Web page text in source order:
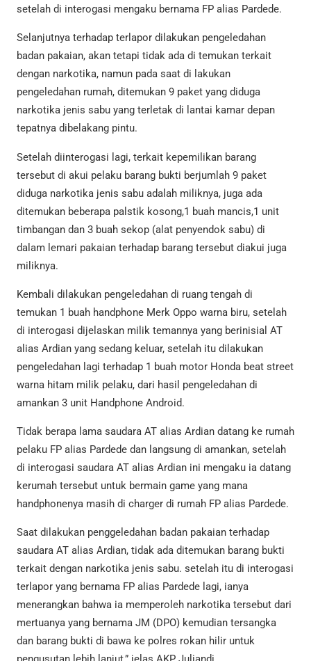
setelah di interogasi mengaku bernama FP alias Pardede.
Selanjutnya terhadap terlapor dilakukan pengeledahan
badan pakaian, akan tetapi tidak ada di temukan terkait
dengan narkotika, namun pada saat di lakukan
pengeledahan rumah, ditemukan 9 paket yang diduga
narkotika jenis sabu yang terletak di lantai kamar depan
tepatnya dibelakang pintu.
Setelah diinterogasi lagi, terkait kepemilikan barang
tersebut di akui pelaku barang bukti berjumlah 9 paket
diduga narkotika jenis sabu adalah miliknya, juga ada
ditemukan beberapa palstik kosong,1 buah mancis,1 unit
timbangan dan 3 buah sekop (alat penyendok sabu) di
dalam lemari pakaian terhadap barang tersebut diakui juga
miliknya.
Kembali dilakukan pengeledahan di ruang tengah di
temukan 1 buah handphone Merk Oppo warna biru, setelah
di interogasi dijelaskan milik temannya yang berinisial AT
alias Ardian yang sedang keluar, setelah itu dilakukan
pengeledahan lagi terhadap 1 buah motor Honda beat street
warna hitam milik pelaku, dari hasil pengeledahan di
amankan 3 unit Handphone Android.
Tidak berapa lama saudara AT alias Ardian datang ke rumah
pelaku FP alias Pardede dan langsung di amankan, setelah
di interogasi saudara AT alias Ardian ini mengaku ia datang
kerumah tersebut untuk bermain game yang mana
handphonenya masih di charger di rumah FP alias Pardede.
Saat dilakukan penggeledahan badan pakaian terhadap
saudara AT alias Ardian, tidak ada ditemukan barang bukti
terkait dengan narkotika jenis sabu. setelah itu di interogasi
terlapor yang bernama FP alias Pardede lagi, ianya
menerangkan bahwa ia memperoleh narkotika tersebut dari
mertuanya yang bernama JM (DPO) kemudian tersangka
dan barang bukti di bawa ke polres rokan hilir untuk